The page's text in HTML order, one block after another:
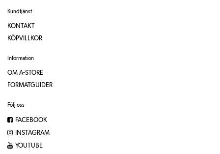
Kundtjänst
KONTAKT
KÖPVILLKOR
Information
OM A-STORE
FORMATGUIDER
Följ oss
FACEBOOK
INSTAGRAM
YOUTUBE